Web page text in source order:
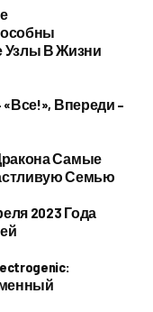
Узлы В Жизни
«все!», Впереди –
Самые
Семью
2023 Года